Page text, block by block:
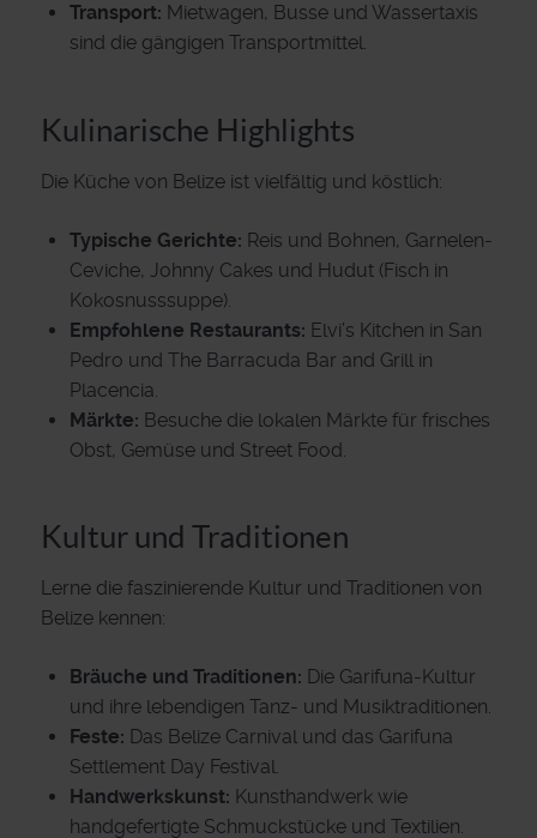
Transport: Mietwagen, Busse und Wassertaxis
sind die gängigen Transportmittel.
Kulinarische Highlights
Die Küche von Belize ist vielfältig und köstlich:
Typische Gerichte: Reis und Bohnen, Garnelen-
Ceviche, Johnny Cakes und Hudut (Fisch in
Kokosnusssuppe).
Empfohlene Restaurants: Elvi’s Kitchen in San
Pedro und The Barracuda Bar and Grill in
Placencia.
Märkte: Besuche die lokalen Märkte für frisches
Obst, Gemüse und Street Food.
Kultur und Traditionen
Lerne die faszinierende Kultur und Traditionen von
Belize kennen:
Bräuche und Traditionen: Die Garifuna-Kultur
und ihre lebendigen Tanz- und Musiktraditionen.
Feste: Das Belize Carnival und das Garifuna
Settlement Day Festival.
Handwerkskunst: Kunsthandwerk wie
handgefertigte Schmuckstücke und Textilien.